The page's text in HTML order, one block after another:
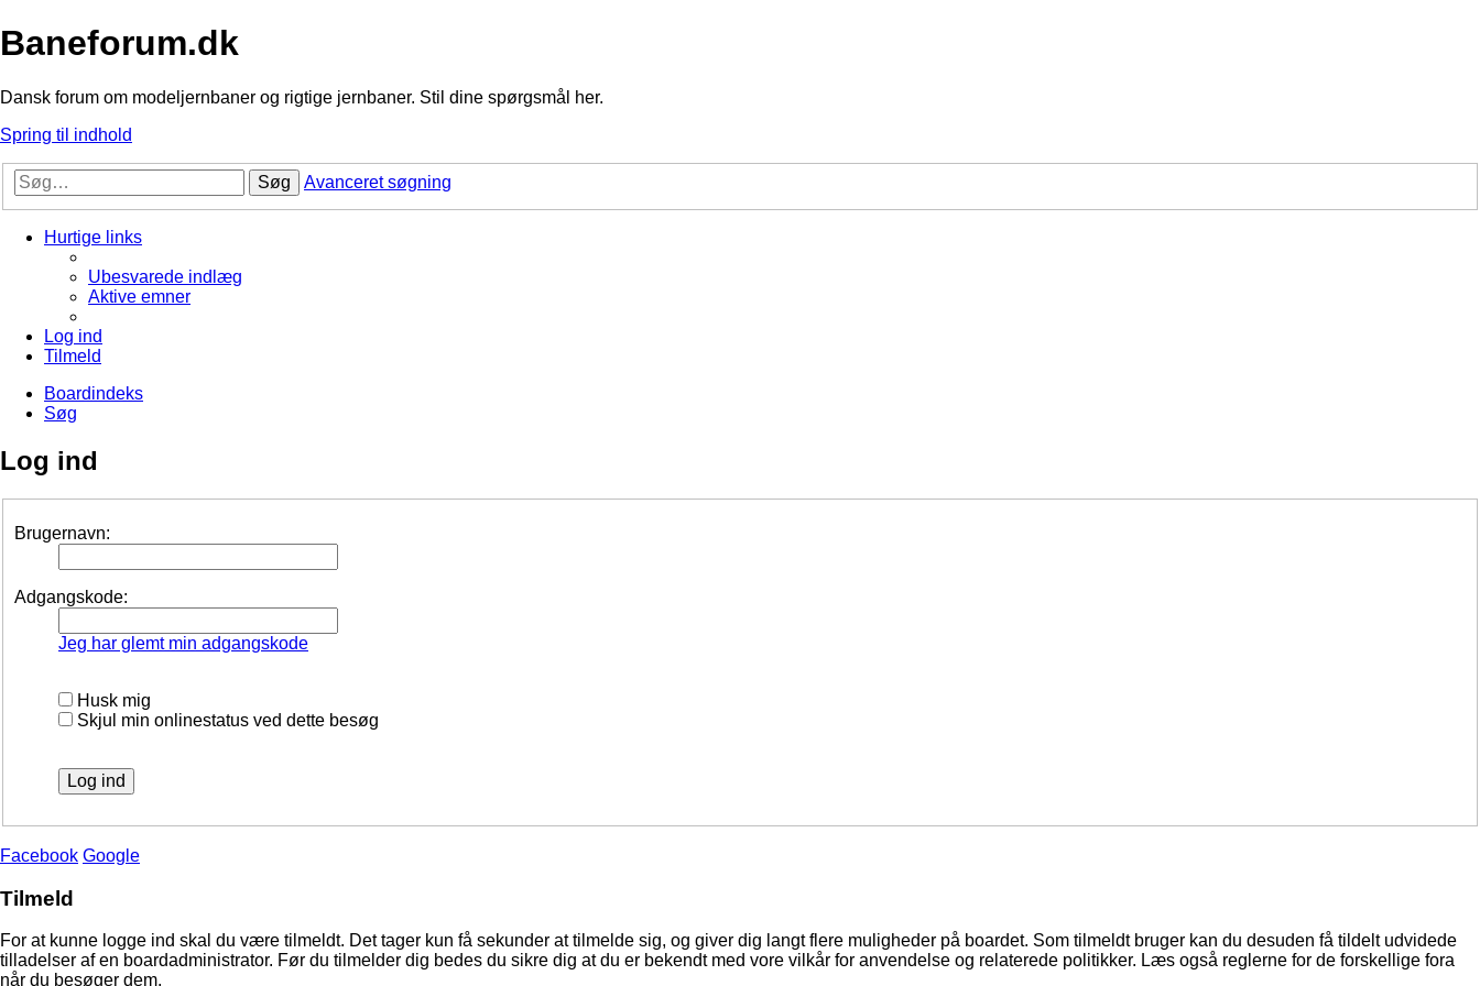
Baneforum.dk
Dansk forum om modeljernbaner og rigtige jernbaner. Stil dine spørgsmål her.
Spring til indhold
Søg Avanceret søgning
Hurtige links
Ubesvarede indlæg
Aktive emner
Log ind
Tilmeld
Boardindeks
Søg
Log ind
Brugernavn:
Adgangskode:
Jeg har glemt min adgangskode
Husk mig
Skjul min onlinestatus ved dette besøg
Facebook Google
Tilmeld
For at kunne logge ind skal du være tilmeldt. Det tager kun få sekunder at tilmelde sig, og giver dig langt flere muligheder på boardet. Som tilmeldt bruger kan du desuden få tildelt udvidede
tilladelser af en boardadministrator. Før du tilmelder dig bedes du sikre dig at du er bekendt med vore vilkår for anvendelse og relaterede politikker. Læs også reglerne for de forskellige fora
når du besøger dem.